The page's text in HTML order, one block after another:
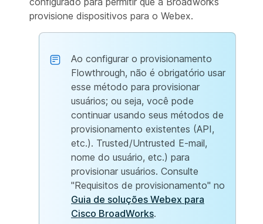
provisione dispositivos para o Webex.
Ao configurar o provisionamento
Flowthrough, não é obrigatório usar
esse método para provisionar
usuários; ou seja, você pode
continuar usando seus métodos de
provisionamento existentes (API,
etc.). Trusted/Untrusted E-mail,
nome do usuário, etc.) para
provisionar usuários. Consulte
"Requisitos de provisionamento" no
Guia de soluções Webex para
Cisco BroadWorks.